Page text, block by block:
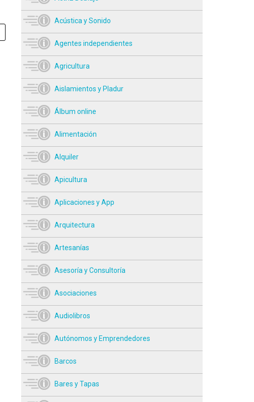
Acústica y Sonido
Agentes independientes
Agricultura
Aislamientos y Pladur
Álbum online
Alimentación
Alquiler
Apicultura
Aplicaciones y App
Arquitectura
Artesanías
Asesoría y Consultoría
Asociaciones
Audiolibros
Autónomos y Emprendedores
Barcos
Bares y Tapas